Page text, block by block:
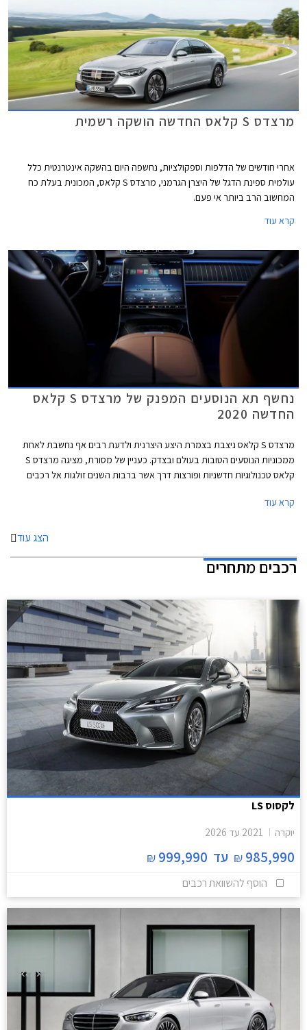
מרצדס S קלאס החדשה הושקה רשמית
אחרי חודשים של הדלפות וספקולציות, נחשפה היום בהשקה אינטרנטית כלל
עולמית ספינת הדגל של היצרן הגרמני, מרצדס S קלאס, המכונית בעלת כח
המחשוב הרב ביותר אי פעם.
קרא עוד
נחשף תא הנוסעים המפנק של מרצדס S קלאס
החדשה 2020
מרצדס S קלאס ניצבת בצמרת היצע היצרנית ולדעת רבים אף נחשבת לאחת
ממכוניות הנוסעים הטובות בעולם ובצדק. כעניין של מסורת, מציגה מרצדס S
קלאס טכנולוגיות חדשניות ופורצות דרך אשר ברבות השנים זולגות אל רכבים
לראשונה את כרית האוויר ואת מערכת בקרת השיוט האדפטיבית.
קרא עוד
הצג עוד
רכבים מתחרים
לקסוס LS
יוקרה 2021 עד 2026
985,990
₪ עד 999,990
₪
הוסף להשוואת רכבים